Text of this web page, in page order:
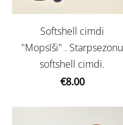
Softshell cimdi
"Mopsīši" . Starpsezonu
softshell cimdi.
€8.00